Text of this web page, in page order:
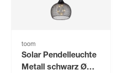
toom
Solar Pendelleuchte
Metall schwarz Ø